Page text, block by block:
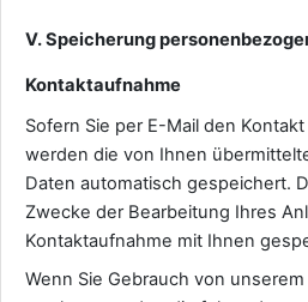
V. Speicherung
Kontaktaufnahme
Sofern Sie per E-Mail den
werden die von Ihnen
Daten automatisch gespeichert.
Zwecke der Bearbeitung Ihres
Kontaktaufnahme mit Ihnen
Wenn Sie Gebrauch von